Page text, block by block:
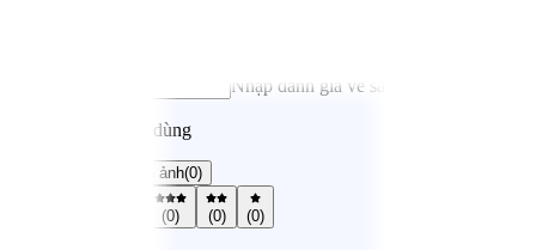
Nhập đánh giá về sản phẩm*
Nhận xét từ người dùng
Có hình ảnh(0)
(0) (0) (0)